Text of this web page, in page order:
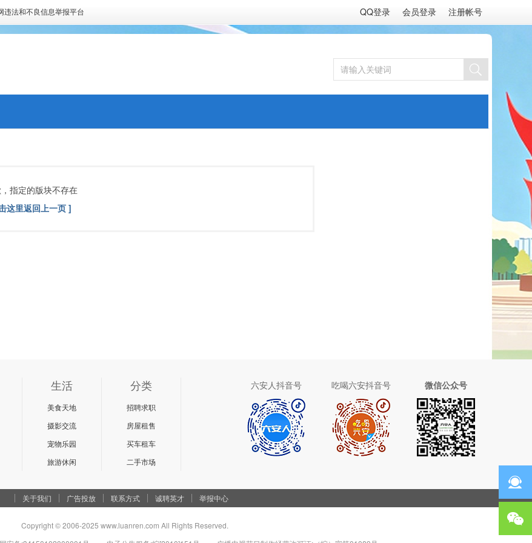
QQ登录 会员登录 注册帐号
违法和不良信息举报平台
指定的版块不存在
这里返回上一页 ]
生活
美食天地
摄影交流
宠物乐园
旅游休闲
分类
招聘求职
房屋租售
买车租车
二手市场
六安人抖音号 吃喝六安抖音号 微信公众号
关于我们 广告投放 联系方式 诚聘英才 举报中心
Copyright © 2006-2025 www.luanren.com All Rights Reserved.